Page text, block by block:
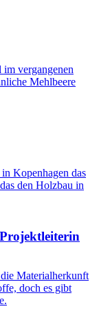
vergangenen
Mehlbeere
Kopenhagen das
den Holzbau in
Materialherkunft
doch es gibt